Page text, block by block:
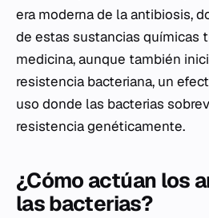
era moderna de la antibiosis,
de estas sustancias químicas
medicina, aunque también
resistencia bacteriana, un
uso donde las bacterias
resistencia genéticamente.
¿Cómo actúan los
las bacterias?